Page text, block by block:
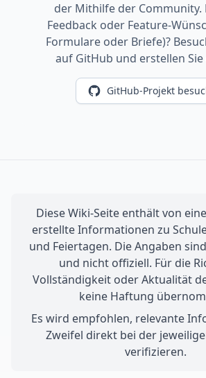
der Mithilfe der Community.
Feedback oder Feature-
Formulare oder Briefe)?
auf GitHub und erstellen Sie
GitHub-Projekt
Diese Wiki-Seite enthält von
erstellte Informationen zu
und Feiertagen. Die Angaben
und nicht offiziell. Für die
Vollständigkeit oder Aktualität
keine Haftung
Es wird empfohlen, relevante
Zweifel direkt bei der
verifizieren.